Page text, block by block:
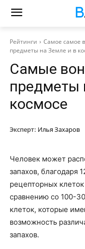
Рейтинги Самое самое
предметы на Земле и в
Самые
предметы
космосе
Эксперт: Илья Захаров
Человек может
запахов, благодаря
рецепторных
сравнению со 100-
клеток, которые
возможность
запахов.